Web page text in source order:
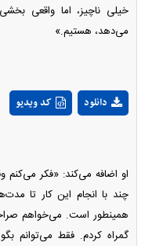
خیلی ناچیز، اما واقعی
می‌دهد، هستیم.»
کد ویدیو دانلود
او اضافه می‌کند: «فکر
چند با انجام این کار تا
همینطور است. می‌خواهم
گمراه کردم. فقط می‌توانم